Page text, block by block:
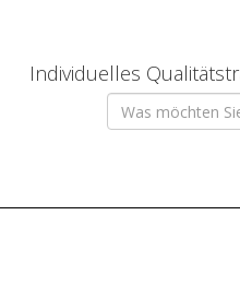
Individuelles